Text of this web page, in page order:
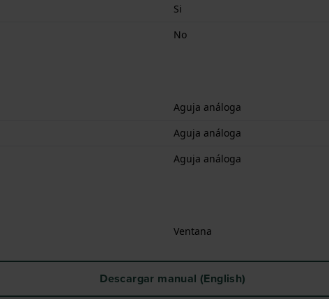
Si
No
Aguja análoga
Aguja análoga
Aguja análoga
Ventana
Descargar manual (English)